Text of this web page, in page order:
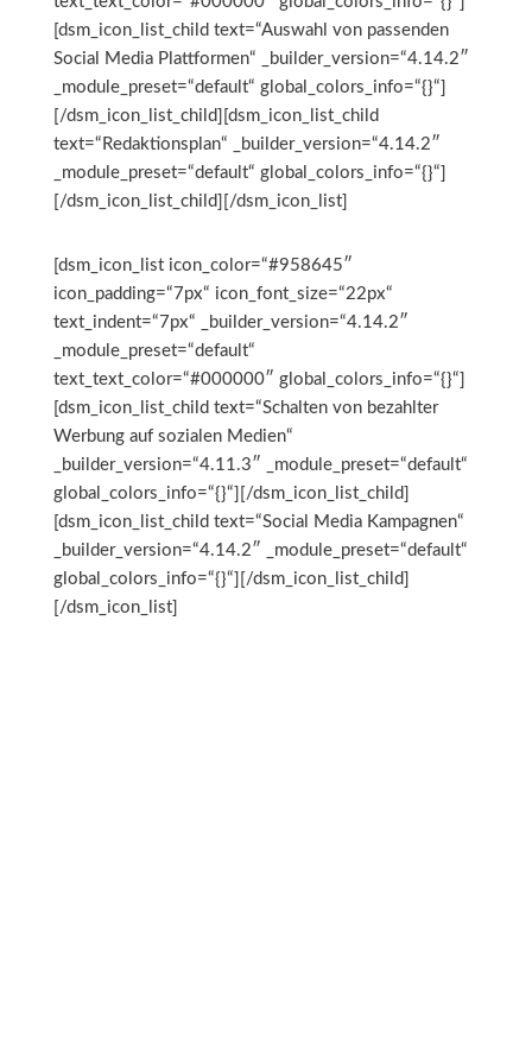
[dsm_icon_list_child text=“Auswahl von passenden
Social Media Plattformen“ _builder_version=“4.14.2″
_module_preset=“default“ global_colors_info=“{}“]
[/dsm_icon_list_child][dsm_icon_list_child
text=“Redaktionsplan“ _builder_version=“4.14.2″
_module_preset=“default“ global_colors_info=“{}“]
[/dsm_icon_list_child][/dsm_icon_list]
[dsm_icon_list icon_color=“#958645″
icon_padding=“7px“ icon_font_size=“22px“
text_indent=“7px“ _builder_version=“4.14.2″
_module_preset=“default“
text_text_color=“#000000″ global_colors_info=“{}“]
[dsm_icon_list_child text=“Schalten von bezahlter
Werbung auf sozialen Medien“
_builder_version=“4.11.3″ _module_preset=“default“
global_colors_info=“{}“][/dsm_icon_list_child]
[dsm_icon_list_child text=“Social Media Kampagnen“
_builder_version=“4.14.2″ _module_preset=“default“
global_colors_info=“{}“][/dsm_icon_list_child]
[/dsm_icon_list]